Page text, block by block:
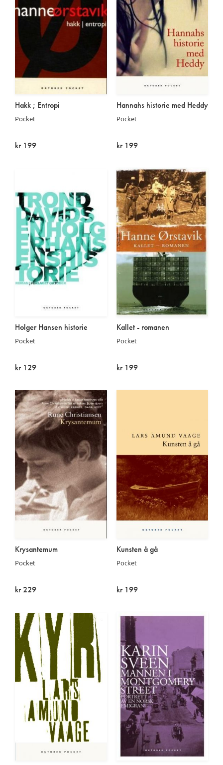
Hakk ; Entropi
Pocket
kr 199
Hannahs historie med Heddy
Pocket
kr 199
Holger Hansen historie
Pocket
kr 129
Kallet - romanen
Pocket
kr 199
Krysantemum
Pocket
kr 229
Kunsten å gå
Pocket
kr 199